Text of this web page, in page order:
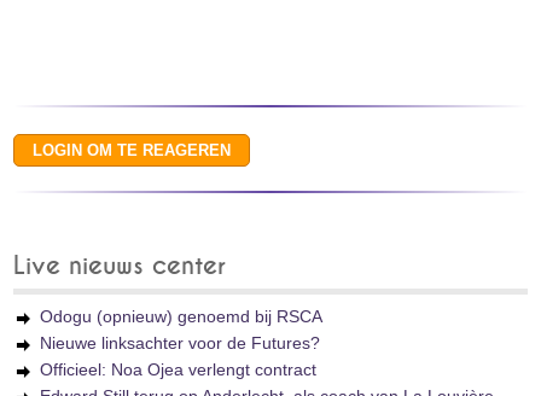
Live nieuws center
Odogu (opnieuw) genoemd bij RSCA
Nieuwe linksachter voor de Futures?
Officieel: Noa Ojea verlengt contract